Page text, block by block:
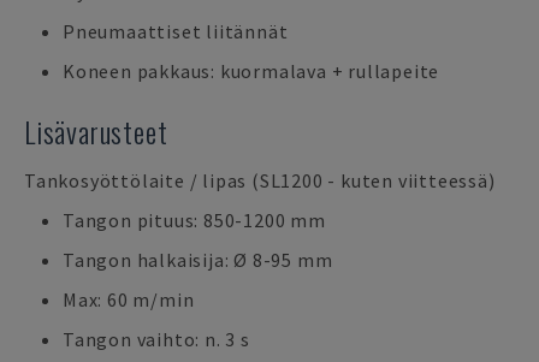
Pneumaattiset liitännät
Koneen pakkaus: kuormalava + rullapeite
Lisävarusteet
Tankosyöttölaite / lipas (SL1200 - kuten viitteessä)
Tangon pituus: 850-1200 mm
Tangon halkaisija: Ø 8-95 mm
Max: 60 m/min
Tangon vaihto: n. 3 s